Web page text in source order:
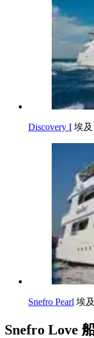
Discovery I 埃及
Snefro Pearl 埃及
Snefro Love